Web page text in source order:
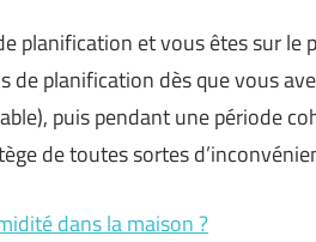
planification et vous êtes sur le
de planification dès que vous
puis pendant une période
de toutes sortes
dans la maison ?